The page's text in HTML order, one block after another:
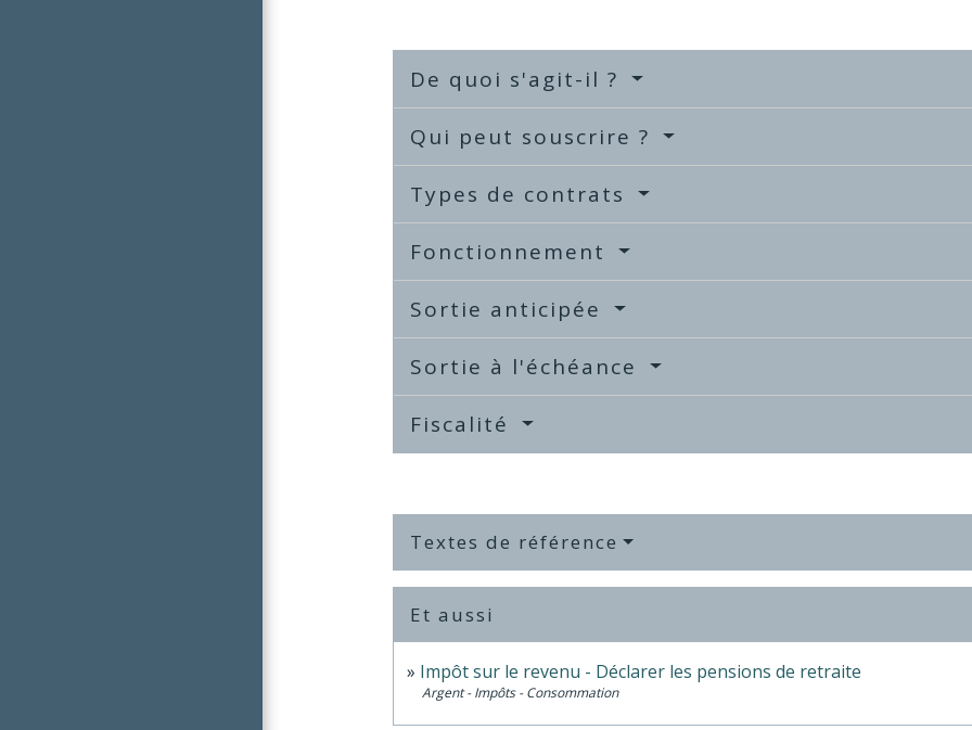
De quoi s'agit-il ?
Qui peut souscrire ?
Types de contrats
Fonctionnement
Sortie anticipée
Sortie à l'échéance
Fiscalité
Textes de référence
Et aussi
Impôt sur le revenu - Déclarer les pensions de retraite
Argent - Impôts - Consommation